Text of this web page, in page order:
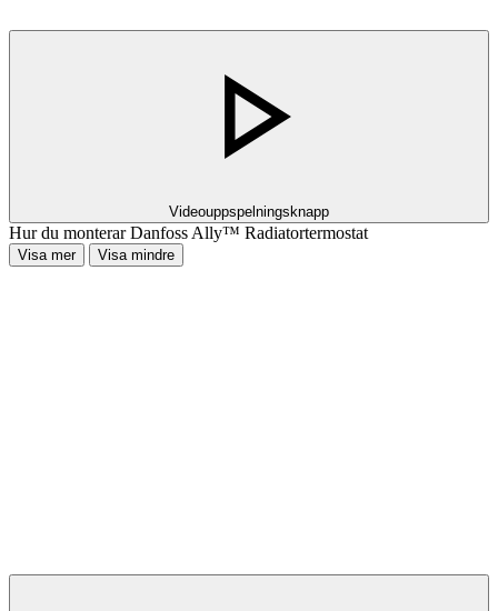
Videouppspelningsknapp
Hur du monterar Danfoss Ally™ Radiatortermostat
Visa mer Visa mindre